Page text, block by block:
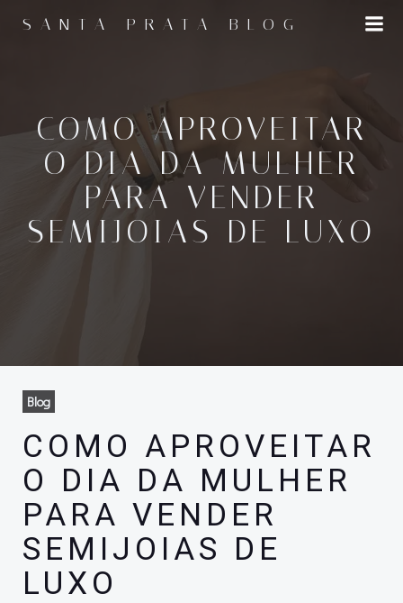
para
SANTA PRATA BLOG
COMO APROVEITAR
O DIA DA MULHER
PARA VENDER
SEMIJOIAS DE LUXO
Blog
COMO APROVEITAR
O DIA DA MULHER
PARA VENDER
SEMIJOIAS DE
LUXO